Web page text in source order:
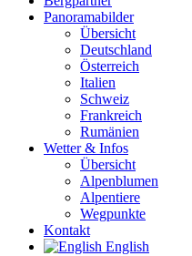
Panoramabilder
Übersicht
Deutschland
Österreich
Italien
Schweiz
Frankreich
Rumänien
Wetter & Infos
Übersicht
Alpenblumen
Alpentiere
Wegpunkte
Kontakt
English